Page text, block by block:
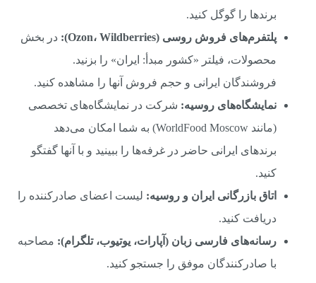
برندها را گوگل کنید.
پلتفرم‌های فروش روسی (Ozon، Wildberries):
در بخش
محصولات، فیلتر «کشور مبدأ: ایران» را بزنید.
فروشندگان ایرانی و حجم فروش آنها را مشاهده کنید.
نمایشگاه‌های روسیه: شرکت در نمایشگاه‌های تخصصی
(مانند WorldFood Moscow) به شما امکان می‌دهد
برندهای ایرانی حاضر در غرفه‌ها را ببینید و با آنها گفتگو
کنید.
اتاق بازرگانی ایران و روسیه: لیست اعضای صادرکننده را
دریافت کنید.
رسانه‌های فارسی زبان (آپارات، یوتیوب، تلگرام): مصاحبه
با صادرکنندگان موفق را جستجو کنید.